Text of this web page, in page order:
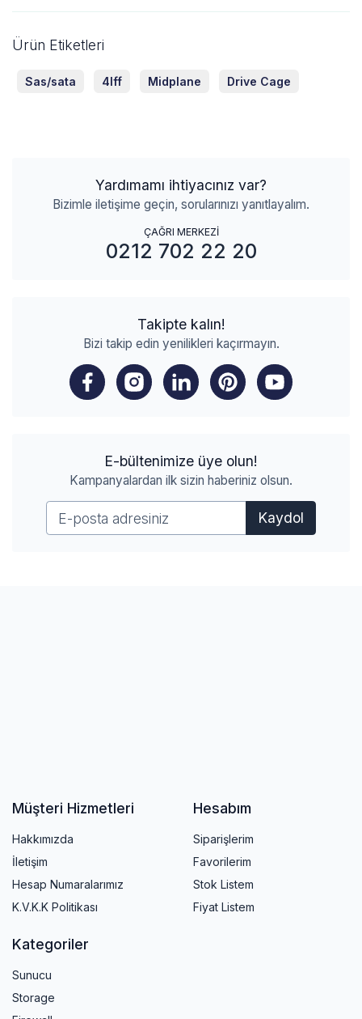
Ürün Etiketleri
Sas/sata 4lff Midplane Drive Cage
Yardımamı ihtiyacınız var?
Bizimle iletişime geçin, sorularınızı yanıtlayalım.
ÇAĞRI MERKEZİ
0212 702 22 20
Takipte kalın!
Bizi takip edin yenilikleri kaçırmayın.
E-bültenimize üye olun!
Kampanyalardan ilk sizin haberiniz olsun.
Kaydol
Müşteri Hizmetleri
Hakkımızda
İletişim
Hesap Numaralarımız
K.V.K.K Politikası
Hesabım
Siparişlerim
Favorilerim
Stok Listem
Fiyat Listem
Kategoriler
Sunucu
Storage